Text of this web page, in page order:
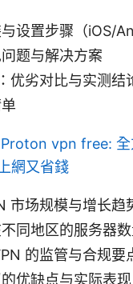
设置步骤（iOS/
题与解决方案
优劣对比与实测结
Proton vpn free: 全
網又省錢
市场规模与增长趋
同地区的服务器
的监管与合规要
优缺点与实际表现